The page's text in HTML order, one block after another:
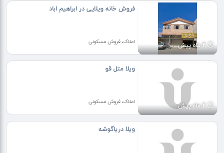
2 ماه پیش
فروش خانه ویلایی در ابراهیم اباد
املاک، فروش مسکونی
2 ماه پیش
ویلا متل قو
املاک، فروش مسکونی
ویلا دریاگوشه